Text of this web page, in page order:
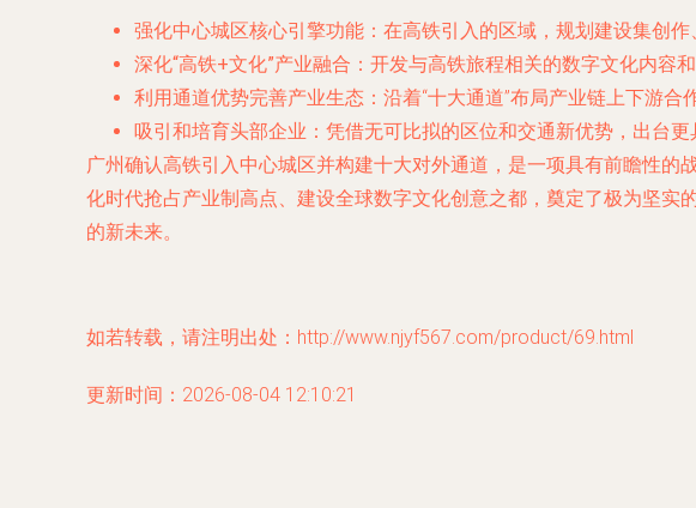
强化中心城区核心引擎功能 ：在高铁引入的区域，规划建设集创
深化“高铁+文化”产业融合 ：开发与高铁旅程相关的数字文化内容
利用通道优势完善产业生态 ：沿着“十大通道”布局产业链上下游
吸引和培育头部企业 ：凭借无可比拟的区位和交通新优势，出台
广州确认高铁引入中心城区并构建十大对外通道，是一项具有前瞻性的
化时代抢占产业制高点、建设全球数字文化创意之都，奠定了极为坚实
的新未来。
如若转载，请注明出处：http://www.njyf567.com/product/69.html
更新时间：2026-08-04 12:10:21